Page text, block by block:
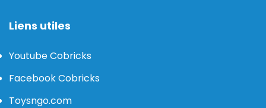
Liens utiles
Youtube Cobricks
Facebook Cobricks
Toysngo.com